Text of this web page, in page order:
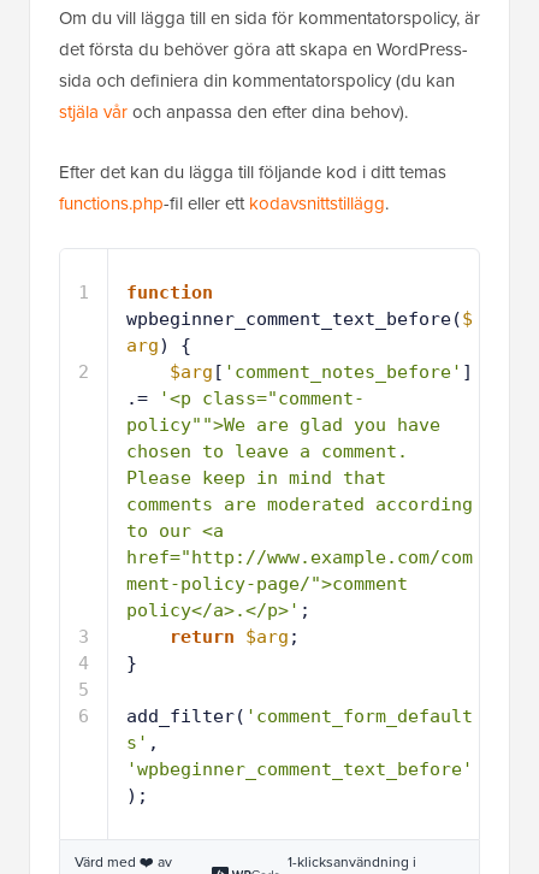
Om du vill lägga till en sida för kommentatorspolicy, är
det första du behöver göra att skapa en WordPress-
sida och definiera din kommentatorspolicy (du kan
stjäla våroch anpassa den efter dina behov).
Efter det kan du lägga till följande kod i ditt temas
functions.php-fil eller ettkodavsnittstillägg.
1
2
3
4
5
6
function
wpbeginner_comment_text_before($
arg) {
$arg [ 'comment_notes_before' ]
.=
'<p class="comment-
policy"">We are glad you have
chosen to leave a comment.
Please keep in mind that
comments are moderated according
to our <a
href="http://www.example.com/com
ment-policy-page/">comment
policy</a>.</p>' ;
return
$arg ;
}
add_filter( 'comment_form_default
s'
'wpbeginner_comment_text_before'
);
Värd med ❤️ av
1-klicksanvändning i